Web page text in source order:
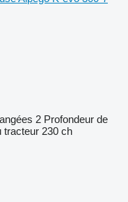
2 Profondeur de
tracteur 230 ch